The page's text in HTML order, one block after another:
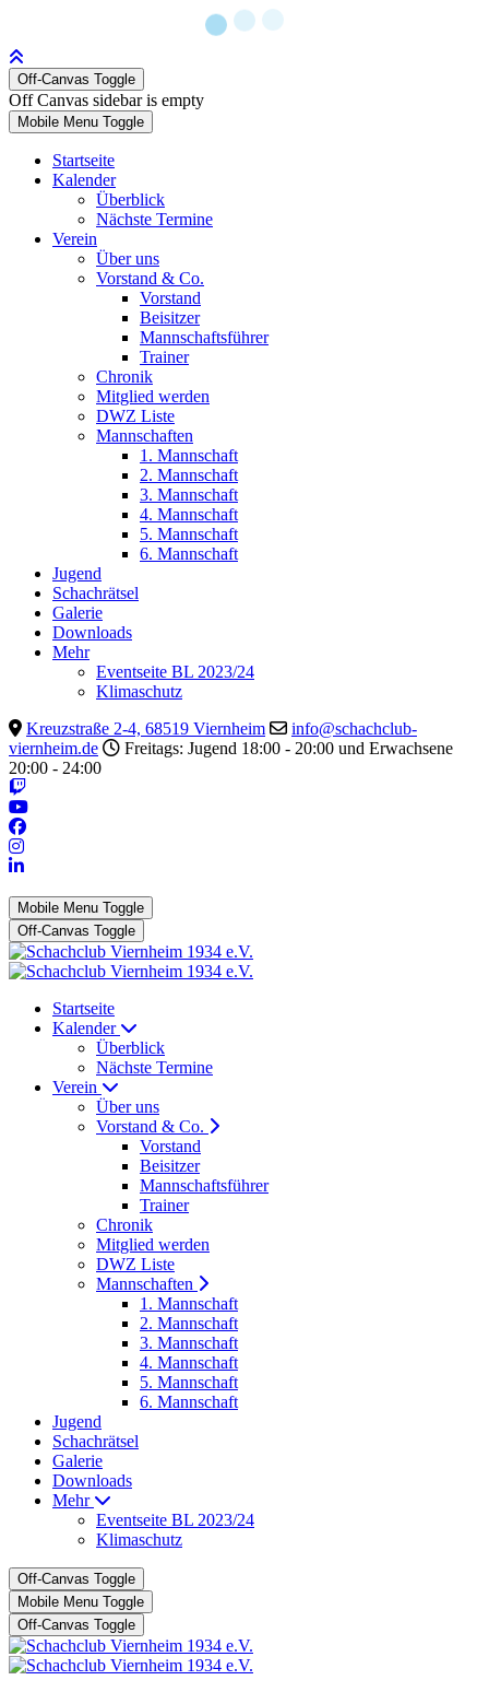
Off-Canvas Toggle
Off Canvas sidebar is empty
Mobile Menu Toggle
Startseite
Kalender
Überblick
Nächste Termine
Verein
Über uns
Vorstand & Co.
Vorstand
Beisitzer
Mannschaftsführer
Trainer
Chronik
Mitglied werden
DWZ Liste
Mannschaften
1. Mannschaft
2. Mannschaft
3. Mannschaft
4. Mannschaft
5. Mannschaft
6. Mannschaft
Jugend
Schachrätsel
Galerie
Downloads
Mehr
Eventseite BL 2023/24
Klimaschutz
Kreuzstraße 2-4, 68519 Viernheim
info@schachclub-
viernheim.de
Freitags: Jugend 18:00 - 20:00 und Erwachsene
20:00 - 24:00
Mobile Menu Toggle
Off-Canvas Toggle
Startseite
Kalender
Überblick
Nächste Termine
Verein
Über uns
Vorstand & Co.
Vorstand
Beisitzer
Mannschaftsführer
Trainer
Chronik
Mitglied werden
DWZ Liste
Mannschaften
1. Mannschaft
2. Mannschaft
3. Mannschaft
4. Mannschaft
5. Mannschaft
6. Mannschaft
Jugend
Schachrätsel
Galerie
Downloads
Mehr
Eventseite BL 2023/24
Klimaschutz
Off-Canvas Toggle
Mobile Menu Toggle
Off-Canvas Toggle